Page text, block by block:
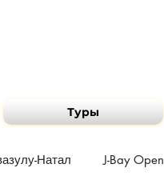
Туры
Натал J-Bay Open